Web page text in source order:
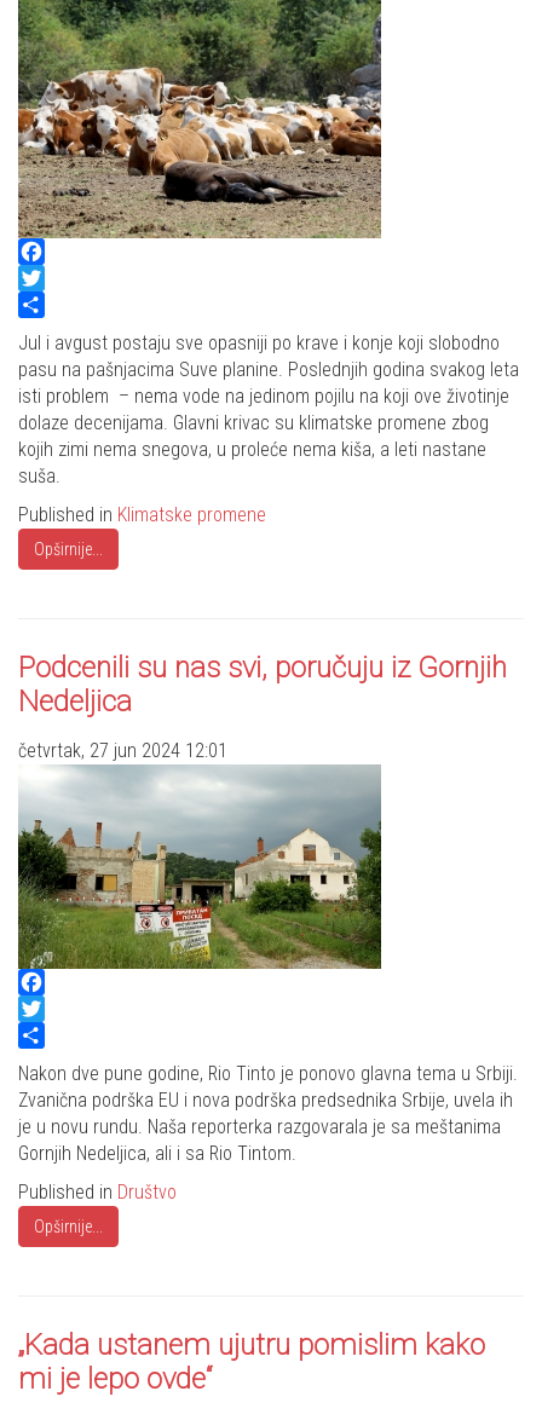
Facebook
Twitter
Share
Jul i avgust postaju sve opasniji po krave i konje koji slobodno
pasu na pašnjacima Suve planine. Poslednjih godina svakog leta
isti problem – nema vode na jedinom pojilu na koji ove životinje
dolaze decenijama. Glavni krivac su klimatske promene zbog
kojih zimi nema snegova, u proleće nema kiša, a leti nastane
suša.
Published in Klimatske promene
Opširnije...
Podcenili su nas svi, poručuju iz Gornjih
Nedeljica
četvrtak, 27 jun 2024 12:01
Facebook
Twitter
Share
Nakon dve pune godine, Rio Tinto je ponovo glavna tema u Srbiji.
Zvanična podrška EU i nova podrška predsednika Srbije, uvela ih
je u novu rundu. Naša reporterka razgovarala je sa meštanima
Gornjih Nedeljica, ali i sa Rio Tintom.
Published in Društvo
Opširnije...
„Kada ustanem ujutru pomislim kako
mi je lepo ovde“